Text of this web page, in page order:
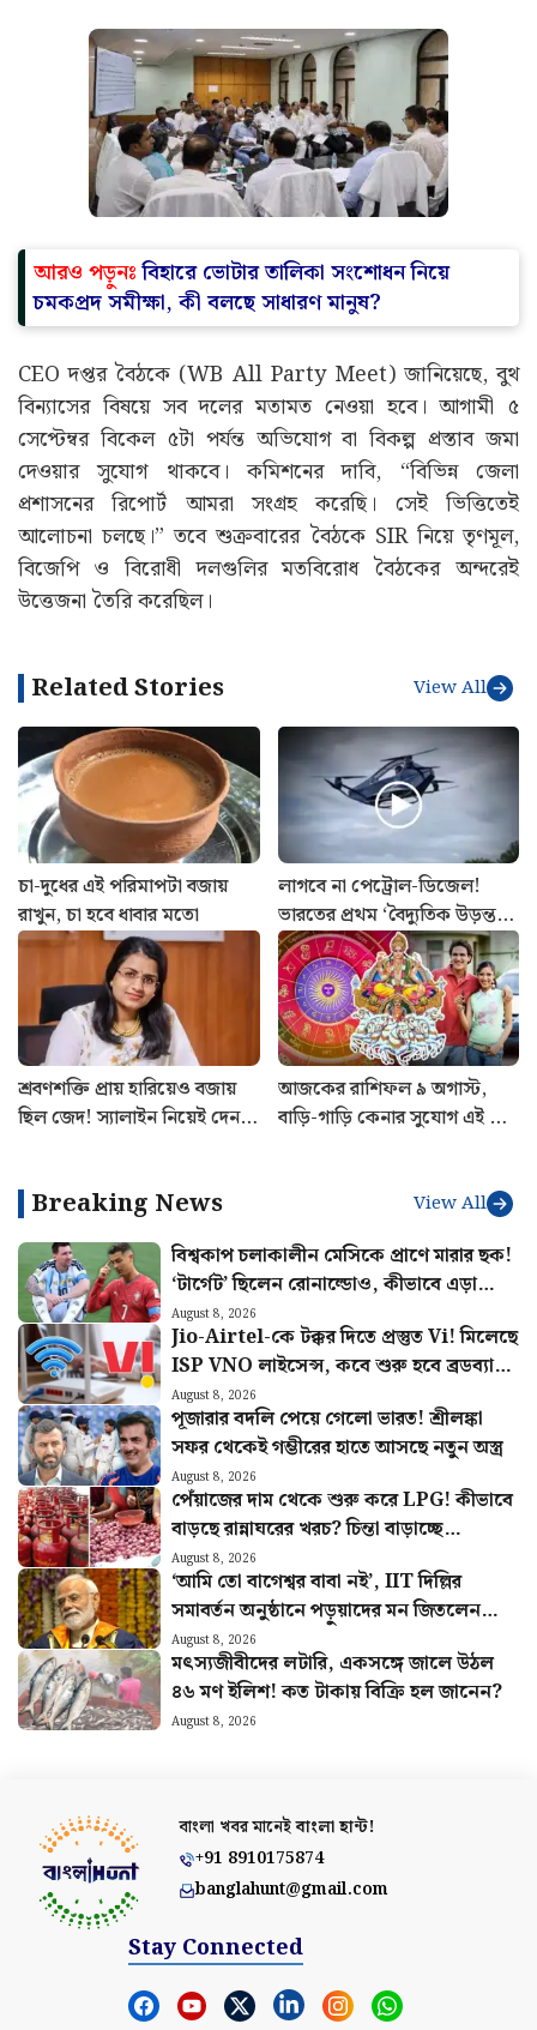
আরও পড়ুনঃ বিহারে ভোটার তালিকা সংশোধন নিয়ে
চমকপ্রদ সমীক্ষা, কী বলছে সাধারণ মানুষ?
CEO দপ্তর বৈঠকে (WB All Party Meet) জানিয়েছে, বুথ
বিন্যাসের বিষয়ে সব দলের মতামত নেওয়া হবে। আগামী ৫
সেপ্টেম্বর বিকেল ৫টা পর্যন্ত অভিযোগ বা বিকল্প প্রস্তাব জমা
দেওয়ার সুযোগ থাকবে। কমিশনের দাবি, “বিভিন্ন জেলা
প্রশাসনের রিপোর্ট আমরা সংগ্রহ করেছি। সেই ভিত্তিতেই
আলোচনা চলছে।” তবে শুক্রবারের বৈঠকে SIR নিয়ে তৃণমূল,
বিজেপি ও বিরোধী দলগুলির মতবিরোধ বৈঠকের অন্দরেই
উত্তেজনা তৈরি করেছিল।
Related Stories View All
চা-দুধের এই পরিমাপটা বজায়
রাখুন, চা হবে ধাবার মতো
লাগবে না পেট্রোল-ডিজেল!
ভারতের প্রথম ‘বৈদ্যুতিক উড়ন্ত
গাড়ি’ বানিয়ে তাক লাগালেন
উত্তরাখণ্ডের রবি
শ্রবণশক্তি প্রায় হারিয়েও বজায়
ছিল জেদ! স্যালাইন নিয়েই দেন
আজকের রাশিফল ৯ অগাস্ট,
বাড়ি-গাড়ি কেনার সুযোগ এই চার
Breaking News View All
বিশ্বকাপ চলাকালীন মেসিকে প্রাণে মারার ছক!
‘টার্গেট’ ছিলেন রোনাল্ডোও, কীভাবে এড়ানো
গেল হামলা?
August 8, 2026
Jio-Airtel-কে টক্কর দিতে প্রস্তুত Vi! মিলেছে
ISP VNO লাইসেন্স, কবে শুরু হবে ব্রডব্যান্ড
সার্ভিস?
August 8, 2026
পূজারার বদলি পেয়ে গেলো ভারত! শ্রীলঙ্কা
সফর থেকেই গম্ভীরের হাতে আসছে নতুন অস্ত্র
August 8, 2026
পেঁয়াজের দাম থেকে শুরু করে LPG! কীভাবে
বাড়ছে রান্নাঘরের খরচ? চিন্তা বাড়াচ্ছে
পরিসংখ্যান
August 8, 2026
‘আমি তো বাগেশ্বর বাবা নই’, IIT দিল্লির
সমাবর্তন অনুষ্ঠানে পড়ুয়াদের মন জিতলেন
মোদী, দিলেন বিশেষ বার্তা
August 8, 2026
মৎস্যজীবীদের লটারি, একসঙ্গে জালে উঠল
৪৬ মণ ইলিশ! কত টাকায় বিক্রি হল জানেন?
August 8, 2026
বাংলা খবর মানেইবাংলা হান্ট!
+91 8910175874
banglahunt@gmail.com
Stay Connected